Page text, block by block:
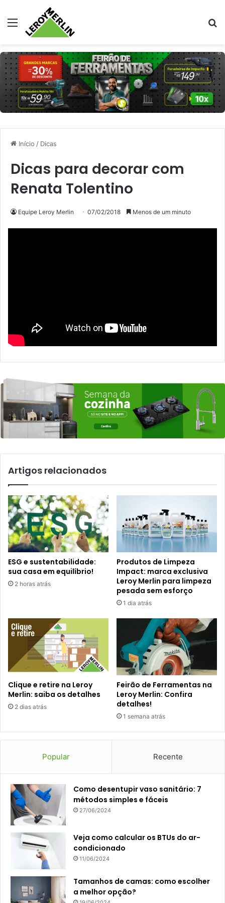
Menu
Início / Dicas
Dicas para decorar com
Renata Tolentino
Equipe Leroy Merlin 07/02/2018 Menos de um minuto
Artigos relacionados
ESG e sustentabilidade:
sua casa em equilíbrio!
2 horas atrás
Produtos de Limpeza
Impact: marca exclusiva
Leroy Merlin para limpeza
pesada sem esforço
1 dia atrás
Clique e retire na Leroy
Merlin: saiba os detalhes
2 dias atrás
Feirão de Ferramentas na
Leroy Merlin: Confira
detalhes!
1 semana atrás
Popular Recente
Como desentupir vaso sanitário: 7
métodos simples e fáceis
27/06/2024
Veja como calcular os BTUs do ar-
condicionado
11/06/2024
Tamanhos de camas: como escolher
a melhor opção?